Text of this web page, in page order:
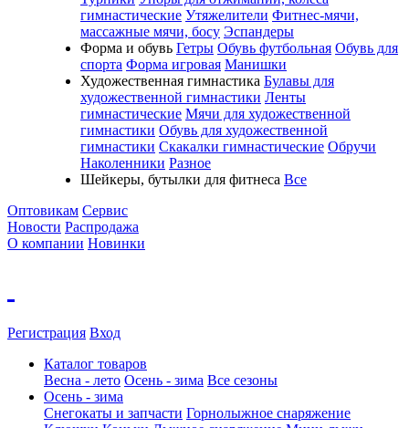
гимнастические Утяжелители Фитнес-мячи,
массажные мячи, босу Эспандеры
Форма и обувь Гетры Обувь футбольная Обувь для
спорта Форма игровая Манишки
Художественная гимнастика Булавы для
художественной гимнастики Ленты
гимнастические Мячи для художественной
гимнастики Обувь для художественной
гимнастики Скакалки гимнастические Обручи
Наколенники Разное
Шейкеры, бутылки для фитнеса Все
Оптовикам Сервис
Новости Распродажа
О компании Новинки
Регистрация Вход
Каталог товаров
Весна - лето Осень - зима Все сезоны
Осень - зима
Cнегокаты и запчасти Горнолыжное снаряжение